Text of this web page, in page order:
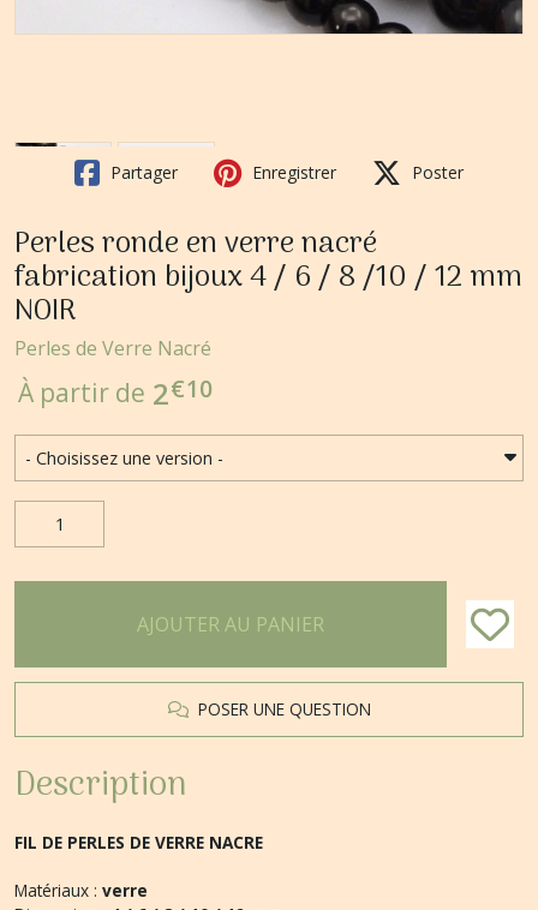
Partager Enregistrer Poster
Perles ronde en verre nacré
fabrication bijoux 4 / 6 / 8 /10 / 12 mm
NOIR
Perles de Verre Nacré
À partir de 2€10
AJOUTER AU PANIER
POSER UNE QUESTION
Description
FIL DE PERLES DE VERRE NACRE
Matériaux : verre